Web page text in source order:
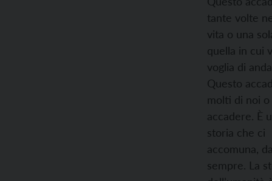
tante volte
vita o una
quella in cui
voglia di
Questo
molti di noi
accadere. È
storia che ci
accomuna,
sempre. La